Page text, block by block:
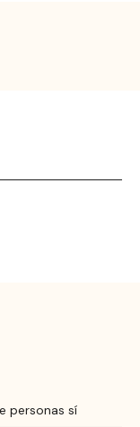
personas sí